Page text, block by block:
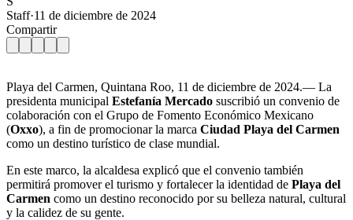
Staff·11 de diciembre de 2024
Compartir
Playa del Carmen, Quintana Roo, 11 de diciembre de 2024.— La
presidenta municipal Estefanía Mercado suscribió un convenio de
colaboración con el Grupo de Fomento Económico Mexicano
(Oxxo), a fin de promocionar la marca Ciudad Playa del Carmen
como un destino turístico de clase mundial.
En este marco, la alcaldesa explicó que el convenio también
permitirá promover el turismo y fortalecer la identidad de Playa del
Carmen como un destino reconocido por su belleza natural, cultural
y la calidez de su gente.